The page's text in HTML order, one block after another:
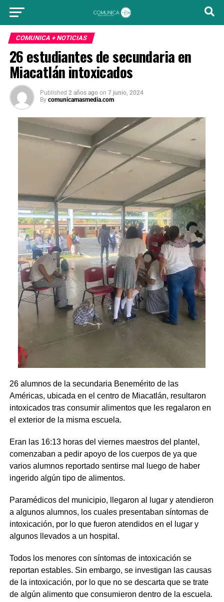
COMUNICA + NOTICIAS
26 estudiantes de secundaria en
Miacatlán intoxicados
Published 2 años ago on 7 junio, 2024
By comunicamasmedia.com
26 alumnos de la secundaria Benemérito de las
Américas, ubicada en el centro de Miacatlán, resultaron
intoxicados tras consumir alimentos que les regalaron en
el exterior de la misma escuela.
Eran las 16:13 horas del viernes maestros del plantel,
comenzaban a pedir apoyo de los cuerpos de ya que
varios alumnos reportado sentirse mal luego de haber
ingerido algún tipo de alimentos.
Paramédicos del municipio, llegaron al lugar y atendieron
a algunos alumnos, los cuales presentaban síntomas de
intoxicación, por lo que fueron atendidos en el lugar y
algunos llevados a un hospital.
Todos los menores con síntomas de intoxicación se
reportan estables. Sin embargo, se investigan las causas
de la intoxicación, por lo que no se descarta que se trate
de algún alimento que consumieron dentro de la escuela.